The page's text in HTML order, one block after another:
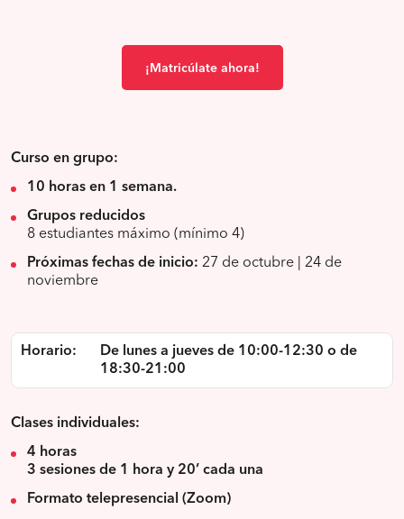
¡Matricúlate ahora!
Curso en grupo:
10 horas en 1 semana.
Grupos reducidos
8 estudiantes máximo (mínimo 4)
Próximas fechas de inicio: 27 de octubre | 24 de
noviembre
Horario:
De lunes a jueves de 10:00-12:30 o de
18:30-21:00
Clases individuales:
4 horas
3 sesiones de 1 hora y 20’ cada una
Formato telepresencial (Zoom)